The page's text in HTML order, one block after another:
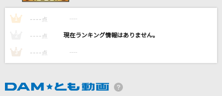
さよならべいべ
藤井 風
hitomi
SEKAI NO OWARI(世界の終わり)
1 ---- 点 ----
---- 点 ----
3 ---- 点 ----